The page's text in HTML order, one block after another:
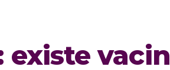
existe